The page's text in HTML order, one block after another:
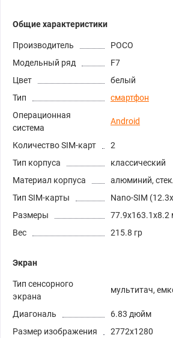
Общие характеристики
Производитель
POCO
Модельный ряд
F7
Цвет
белый
Тип
смартфон
Операционная
система
Android
Количество SIM-карт
2
Тип корпуса
классический
Материал корпуса
алюминий,
Тип SIM-карты
Nano-SIM
Размеры
77.9x163.1x8.2
Вес
215.8 гр
Экран
Тип сенсорного
экрана
мультитач,
Диагональ
6.83 дюйм
Размер изображения
2772x1280